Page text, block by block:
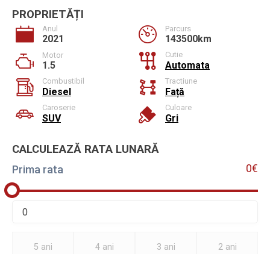
PROPRIETĂȚI
Anul
2021
Parcurs
143500km
Motor
1.5
Cutie
Automata
Combustibil
Diesel
Tractiune
Față
Caroserie
SUV
Culoare
Gri
CALCULEAZĂ RATA LUNARĂ
Prima rata 0€
5 ani 4 ani 3 ani 2 ani